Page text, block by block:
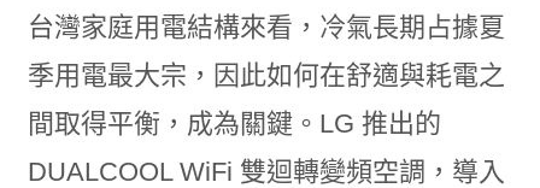
台灣家庭用電結構來看，冷氣長期占據夏
季用電最大宗，因此如何在舒適與耗電之
間取得平衡，成為關鍵。LG 推出的
DUALCOOL WiFi 雙迴轉變頻空調，導入